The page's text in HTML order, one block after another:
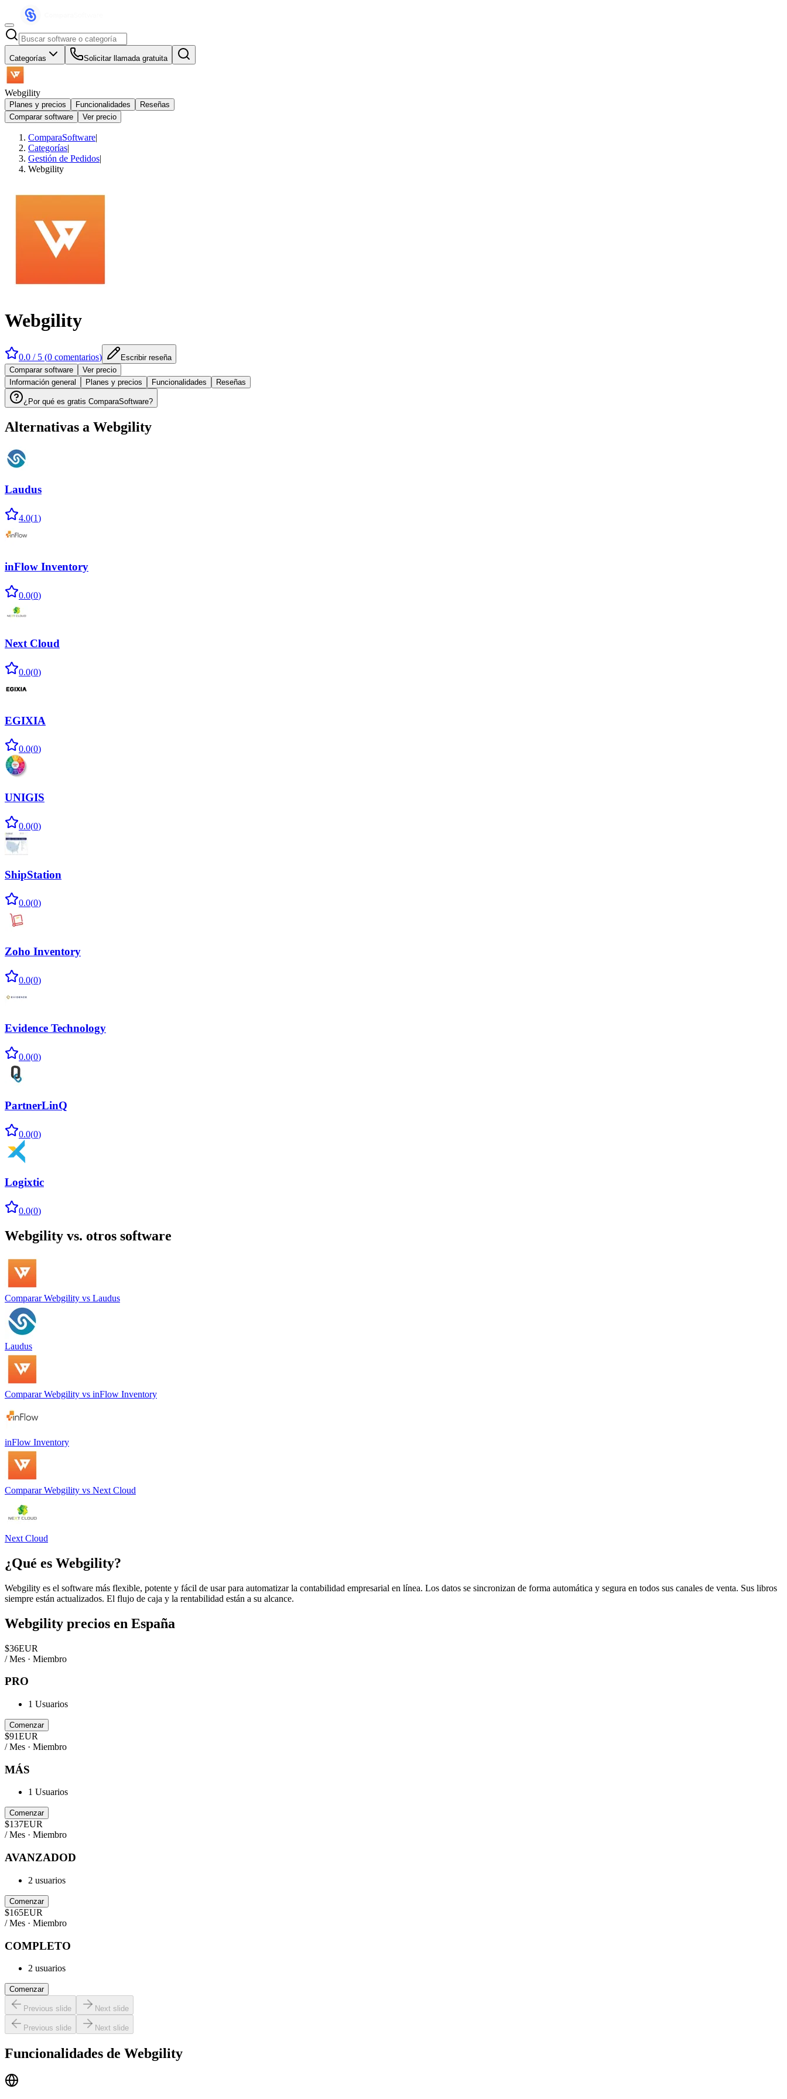
Categorías Solicitar llamada gratuita
Webgility
Planes y precios Funcionalidades
Reseñas
Comparar software
Ver precio
ComparaSoftware|
Categorías|
Gestión de Pedidos|
Webgility
Webgility
0.0 / 5 (0 comentarios)
Escribir reseña
Comparar software
Ver precio
Información general
Planes y precios Funcionalidades Reseñas
¿Por qué es gratis ComparaSoftware?
Alternativas a Webgility
Laudus
4.0(1)
inFlow Inventory
0.0(0)
Next Cloud
0.0(0)
EGIXIA
0.0(0)
UNIGIS
0.0(0)
ShipStation
0.0(0)
Zoho Inventory
0.0(0)
Evidence Technology
0.0(0)
PartnerLinQ
0.0(0)
Logixtic
0.0(0)
Webgility vs. otros software
Comparar Webgility vs Laudus
Laudus
Comparar Webgility vs inFlow Inventory
inFlow Inventory
Comparar Webgility vs Next Cloud
Next Cloud
¿Qué es Webgility?
Webgility es el software más flexible, potente y fácil de usar para automatizar la contabilidad empresarial en línea. Los datos se sincronizan de forma automática y segura en todos sus canales de venta. Sus libros
siempre están actualizados. El flujo de caja y la rentabilidad están a su alcance.
Webgility precios en España
$36EUR
/ Mes · Miembro
PRO
1 Usuarios
Comenzar
$91EUR
/ Mes · Miembro
MÁS
1 Usuarios
Comenzar
$137EUR
/ Mes · Miembro
AVANZADOD
2 usuarios
Comenzar
$165EUR
/ Mes · Miembro
COMPLETO
2 usuarios
Comenzar
Previous slide Next slide
Previous slide Next slide
Funcionalidades de Webgility